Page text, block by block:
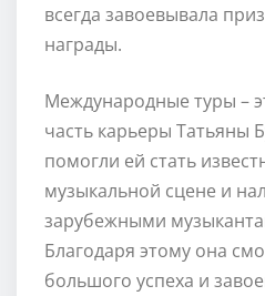
всегда завоевывала
награды.
Международные туры –
часть карьеры Татьяны
помогли ей стать
музыкальной сцене и
зарубежными
Благодаря этому она
большого успеха и